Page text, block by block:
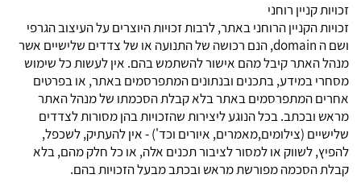
זכויות קניין רוחני
זכויות הקניין הרוחני באתר, לרבות זכויות היוצרים על העיצוב הגרפי
ושם ה domain, הנם רכושה של התנועה או של צדדים שלישיים אשר
מנהל האתר קיבל מהם אישור להשתמש בהם. אין לעשות כל שימוש
מסחרי במידע, בתכנים ובנתונים המתפרסמים באתר, או בפרטים
אחרים המתפרסמים באתר בלא קבלת הסכמתו של מנהל האתר
מראש ובכתב. בכל הנוגע ליצירות שהזכויות בהן מסורות לצדדים
שלישיים (צילומים,מאמרים, איורים וכד') - אין להעתיק, לשכפל,
להפיץ, לשווק או למסור לציבור תכנים אלה, או כל חלק מהם, בלא
קבלת הסכמה מפורשת מראש ובכתב מבעל הזכויות בהם.